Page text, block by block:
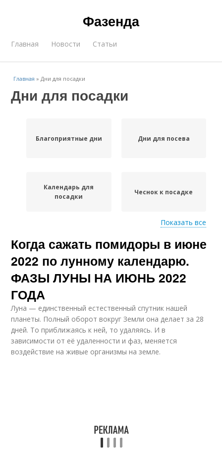
Фазенда
Главная Новости Статьи
Главная »Дни для посадки
Дни для посадки
Благоприятные дни Дни для посева
Календарь для
посадки
Чеснок к посадке
Дни по лунному
календарю
Неблагоприятные дни
Место для посадки
Показать все
Когда сажать помидоры в июне
2022 по лунному календарю.
ФАЗЫ ЛУНЫ НА ИЮНЬ 2022
ГОДА
Луна — единственный естественный спутник нашей
планеты. Полный оборот вокруг Земли она делает за 28
дней. То приближаясь к ней, то удаляясь. И в
зависимости от её удаленности и фаз, меняется
воздействие на живые организмы на земле.